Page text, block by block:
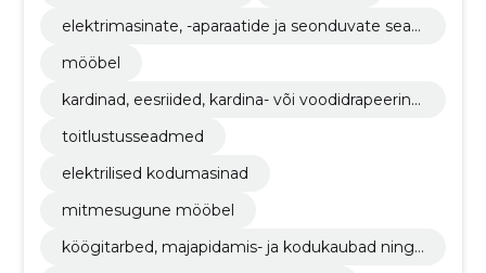
elektrimasinate, -aparaatide ja seonduvate sead
mööbel
kardinad, eesriided, kardina- või voodidrapeering
toitlustusseadmed
elektrilised kodumasinad
mitmesugune mööbel
köögitarbed, majapidamis- ja kodukaubad ning